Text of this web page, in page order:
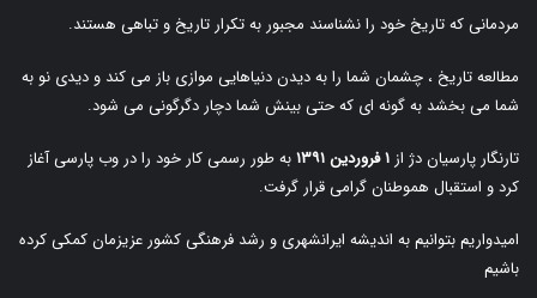
مردمانی که تاریخ خود را نشناسند مجبور به تکرار تاریخ و تباهی هستند.
مطالعه تاریخ ، چشمان شما را به دیدن دنیاهایی موازی باز می کند و دیدی نو به
شما می بخشد به گونه ای که حتی بینش شما دچار دگرگونی می شود.
تارنگار پارسیان دژ از ۱ فروردین ۱۳۹۱
به طور رسمی کار خود را در وب پارسی آغاز
کرد و استقبال هموطنان گرامی قرار گرفت.
امیدواریم بتوانیم به اندیشه ایرانشهری و رشد فرهنگی کشور عزیزمان کمکی کرده
باشیم